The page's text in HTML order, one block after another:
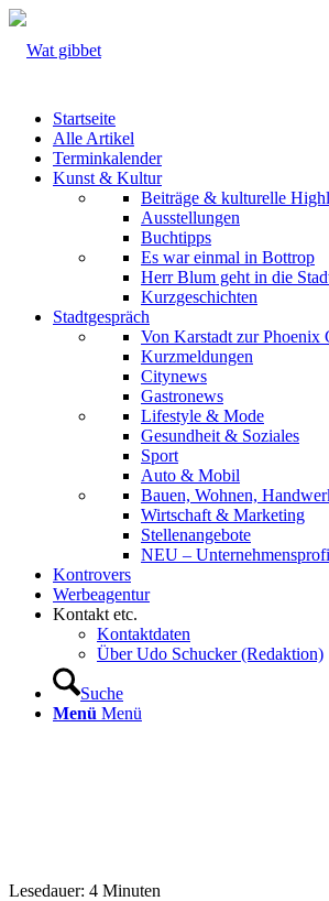
Startseite
Alle Artikel
Terminkalender
Kunst & Kultur
Beiträge & kulturelle
Ausstellungen
Buchtipps
Es war einmal in Bottrop
Herr Blum geht in die
Kurzgeschichten
Stadtgespräch
Von Karstadt zur Phoenix
Kurzmeldungen
Citynews
Gastronews
Lifestyle & Mode
Gesundheit & Soziales
Sport
Auto & Mobil
Bauen, Wohnen,
Wirtschaft & Marketing
Stellenangebote
NEU –
Kontrovers
Werbeagentur
Kontakt etc.
Kontaktdaten
Über Udo Schucker (Redaktion)
Suche
Menü Menü
Lesedauer: 4 Minuten